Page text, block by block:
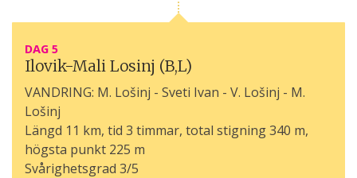
DAG 5
Ilovik-Mali Losinj (B,L)
VANDRING: M. Lošinj - Sveti Ivan - V. Lošinj - M.
Lošinj
Längd 11 km, tid 3 timmar, total stigning 340 m,
högsta punkt 225 m
Svårighetsgrad 3/5